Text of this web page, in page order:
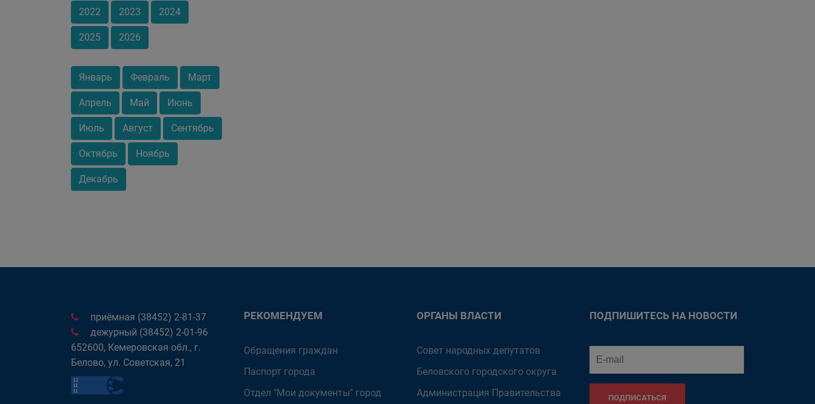
2022 2023 2024
2025 2026
Январь Февраль Март
Апрель Май Июнь
Июль Август Сентябрь
Октябрь Ноябрь
Декабрь
приёмная (38452) 2-81-37
дежурный (38452) 2-01-96
652600, Кемеровская обл., г.
Белово, ул. Советская, 21
РЕКОМЕНДУЕМ
Обращения граждан
Паспорт города
Отдел "Мои документы" город
ОРГАНЫ ВЛАСТИ
Совет народных депутатов
Беловского городского округа
Администрация Правительства
ПОДПИШИТЕСЬ НА НОВОСТИ
ПОДПИСАТЬСЯ